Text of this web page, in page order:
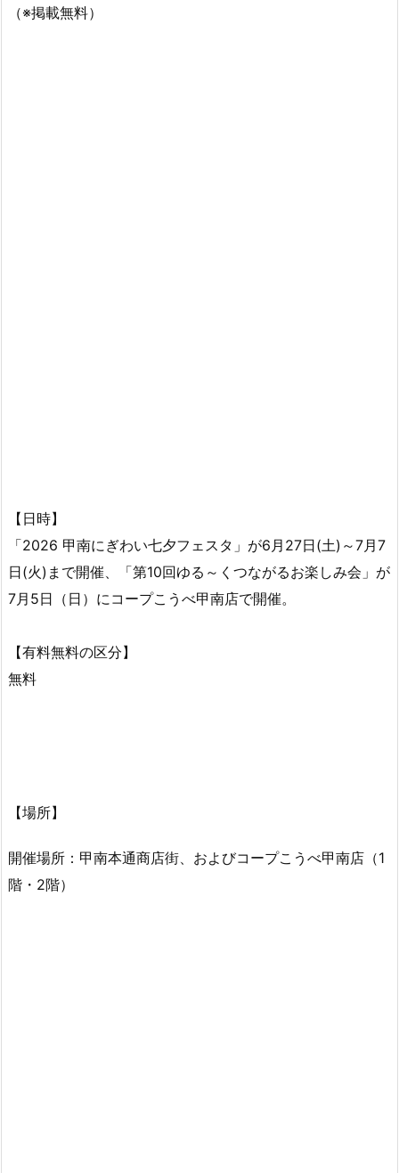
（※掲載無料）
【日時】
「2026 甲南にぎわい七夕フェスタ」が6月27日(土)～7月7
日(火)まで開催、「第10回ゆる～くつながるお楽しみ会」が
7月5日（日）にコープこうべ甲南店で開催。
【有料無料の区分】
無料
【場所】
開催場所：甲南本通商店街、およびコープこうべ甲南店（1
階・2階）